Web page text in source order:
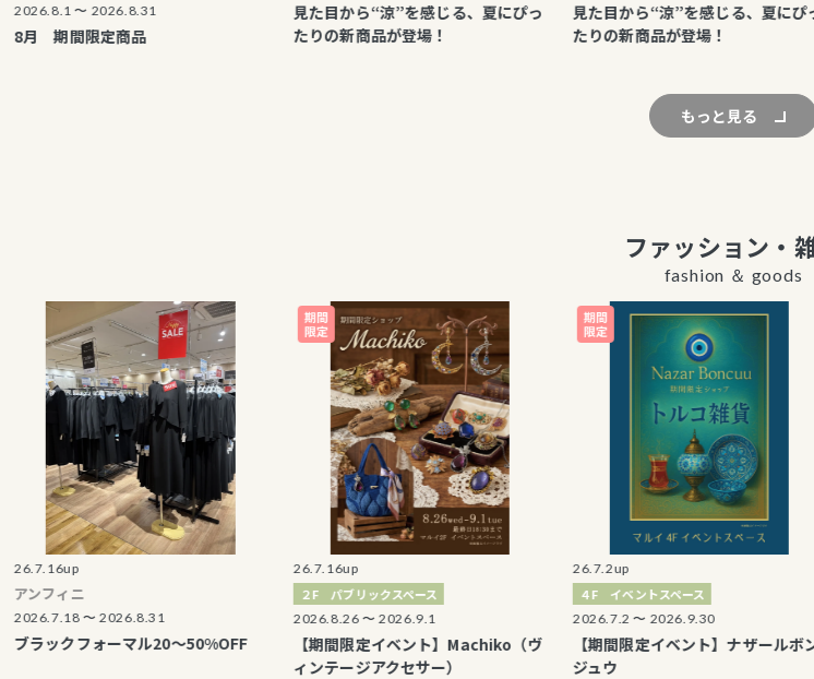
〜 2026.8.31
間限定商品
見た目から“涼”を感じる、夏にぴっ
たりの新商品が登場！
見た目から“涼”を感じる、夏にぴっ
たりの新商品が登場！
もっと見る
ファッション・
fashion ＆ goods
ニ
〜 2026.8.31
クフォーマル20～50%OFF
26.7.16up
２F パブリックスペース
2026.8.26 〜 2026.9.1
【期間限定イベント】Machiko（ヴ
ィンテージアクセサー）
26.7.2up
４F イベントスペース
2026.7.2 〜 2026.9.30
【期間限定イベント】ナザールボン